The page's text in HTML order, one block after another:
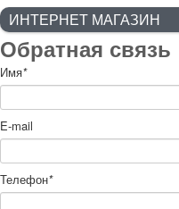
ИНТЕРНЕТ МАГАЗИН
Обратная связь
Имя*
E-mail
Телефон*